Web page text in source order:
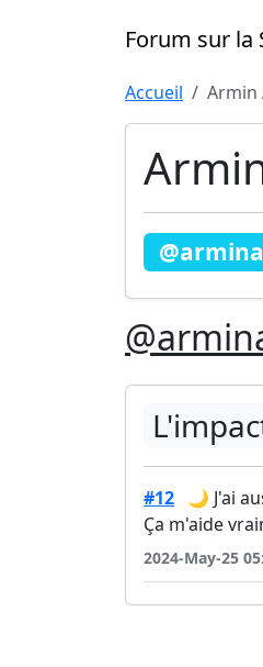
Forum sur la
Accueil Armin
#12 🌙 J'ai
Ça m'aide
2024-May-25